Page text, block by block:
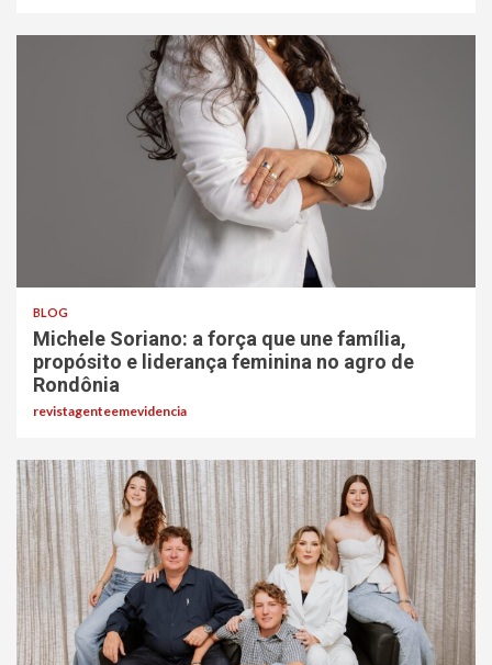
BLOG
Michele Soriano: a força que une família,
propósito e liderança feminina no agro de
Rondônia
revistagenteemevidencia